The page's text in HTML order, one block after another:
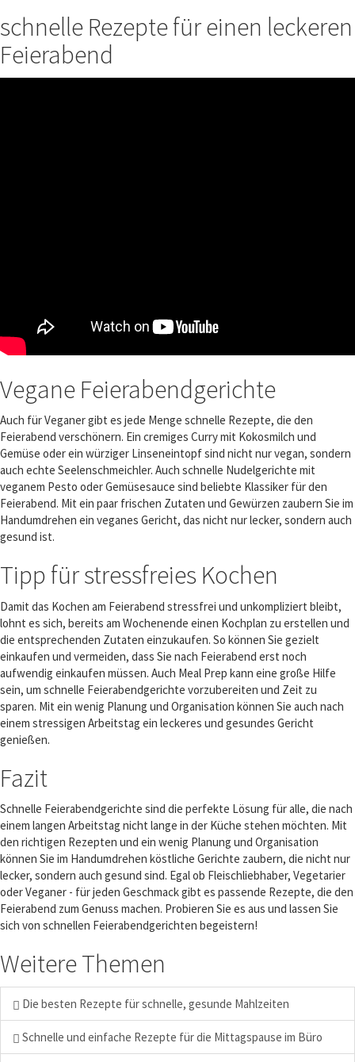
schnelle Rezepte für einen leckeren
Feierabend
Vegane Feierabendgerichte
Auch für Veganer gibt es jede Menge schnelle Rezepte, die den
Feierabend verschönern. Ein cremiges Curry mit Kokosmilch und
Gemüse oder ein würziger Linseneintopf sind nicht nur vegan, sondern
auch echte Seelenschmeichler. Auch schnelle Nudelgerichte mit
veganem Pesto oder Gemüsesauce sind beliebte Klassiker für den
Feierabend. Mit ein paar frischen Zutaten und Gewürzen zaubern Sie im
Handumdrehen ein veganes Gericht, das nicht nur lecker, sondern auch
gesund ist.
Tipp für stressfreies Kochen
Damit das Kochen am Feierabend stressfrei und unkompliziert bleibt,
lohnt es sich, bereits am Wochenende einen Kochplan zu erstellen und
die entsprechenden Zutaten einzukaufen. So können Sie gezielt
einkaufen und vermeiden, dass Sie nach Feierabend erst noch
aufwendig einkaufen müssen. Auch Meal Prep kann eine große Hilfe
sein, um schnelle Feierabendgerichte vorzubereiten und Zeit zu
sparen. Mit ein wenig Planung und Organisation können Sie auch nach
einem stressigen Arbeitstag ein leckeres und gesundes Gericht
genießen.
Fazit
Schnelle Feierabendgerichte sind die perfekte Lösung für alle, die nach
einem langen Arbeitstag nicht lange in der Küche stehen möchten. Mit
den richtigen Rezepten und ein wenig Planung und Organisation
können Sie im Handumdrehen köstliche Gerichte zaubern, die nicht nur
lecker, sondern auch gesund sind. Egal ob Fleischliebhaber, Vegetarier
oder Veganer - für jeden Geschmack gibt es passende Rezepte, die den
Feierabend zum Genuss machen. Probieren Sie es aus und lassen Sie
sich von schnellen Feierabendgerichten begeistern!
Weitere Themen
Die besten Rezepte für schnelle, gesunde Mahlzeiten
Schnelle und einfache Rezepte für die Mittagspause im Büro